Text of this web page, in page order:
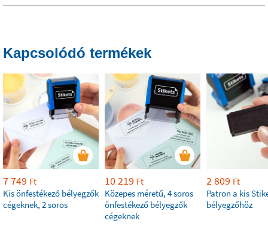
Kapcsolódó termékek
7 749 Ft
Kis önfestékező bélyegzők
cégeknek, 2 soros
10 219 Ft
Közepes méretű, 4 soros
önfestékező bélyegzők
cégeknek
2 809 Ft
Patron a kis
bélyegzőhöz